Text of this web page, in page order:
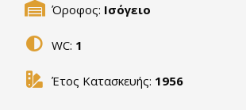
Όροφος: Ισόγειο
WC: 1
Έτος Κατασκευής: 1956